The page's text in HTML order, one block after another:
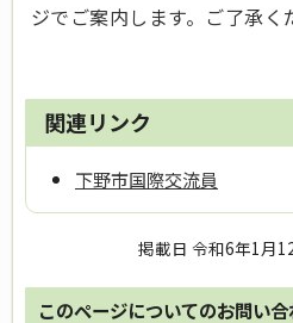
ジでご案内します。ご了承く
関連リンク
下野市国際交流員
掲載日 令和6年1月
このページについてのお問い